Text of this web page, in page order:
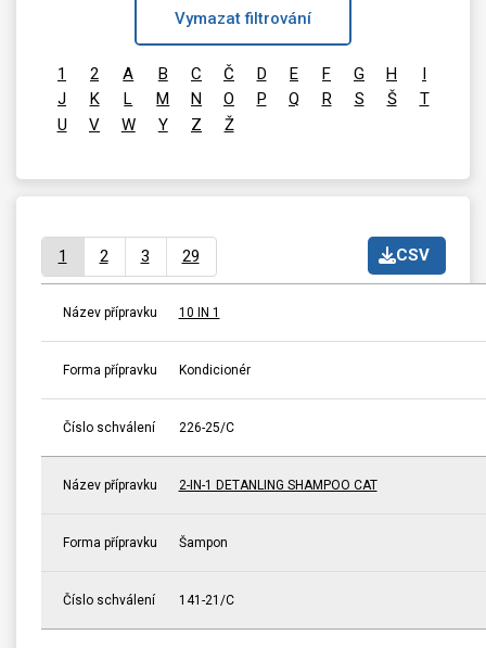
Vymazat filtrování
1 2 A B C Č D E F G H
I
J
K L M N O P Q R S Š
T
U
V W Y Z Ž
CSV
1 2 3 29
Název přípravku 10 IN 1
Forma přípravku Kondicionér
Číslo schválení 226-25/C
Název přípravku 2-IN-1 DETANLING SHAMPOO CAT
Forma přípravku Šampon
Číslo schválení 141-21/C